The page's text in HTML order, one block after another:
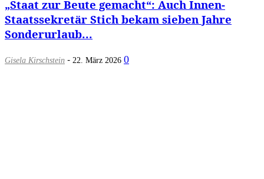
„Staat zur Beute gemacht“: Auch Innen-
Staatssekretär Stich bekam sieben Jahre
Sonderurlaub...
Gisela Kirschstein - 22. März 2026 0